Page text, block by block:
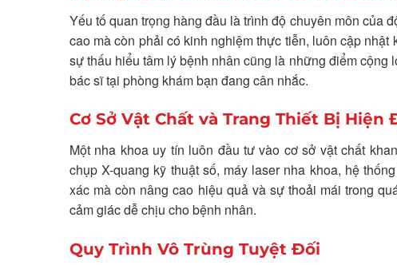
Yếu tố quan trọng hàng đầu là trình độ chuyên môn của
cao mà còn phải có kinh nghiệm thực tiễn, luôn cập
sự thấu hiểu tâm lý bệnh nhân cũng là những điểm
bác sĩ tại phòng khám bạn đang cân nhắc.
Cơ Sở Vật Chất và Trang Thiết Bị Hiện
Một nha khoa uy tín luôn đầu tư vào cơ sở vật chất
chụp X-quang kỹ thuật số, máy laser nha khoa, hệ
xác mà còn nâng cao hiệu quả và sự thoải mái trong
cảm giác dễ chịu cho bệnh nhân.
Quy Trình Vô Trùng Tuyệt Đối